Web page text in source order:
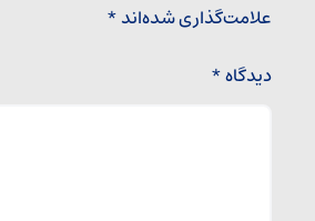
علامت‌گذاری شده‌اند*
دیدگاه*